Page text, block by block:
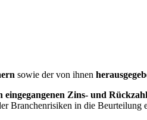
sowie der von ihnen
eingegangenen Zins- und
Branchenrisiken in die Beurteilung